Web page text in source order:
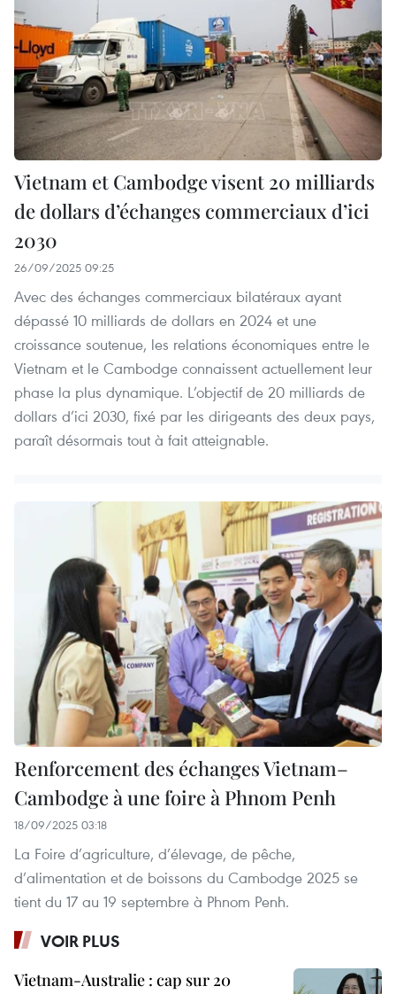
Vietnam et Cambodge visent 20 milliards
de dollars d’échanges commerciaux d’ici
2030
26/09/2025 09:25
Avec des échanges commerciaux bilatéraux ayant
dépassé 10 milliards de dollars en 2024 et une
croissance soutenue, les relations économiques entre le
Vietnam et le Cambodge connaissent actuellement leur
phase la plus dynamique. L’objectif de 20 milliards de
dollars d’ici 2030, fixé par les dirigeants des deux pays,
paraît désormais tout à fait atteignable.
Renforcement des échanges Vietnam–
Cambodge à une foire à Phnom Penh
18/09/2025 03:18
La Foire d’agriculture, d’élevage, de pêche,
d’alimentation et de boissons du Cambodge 2025 se
tient du 17 au 19 septembre à Phnom Penh.
VOIR PLUS
Vietnam-Australie : cap sur 20